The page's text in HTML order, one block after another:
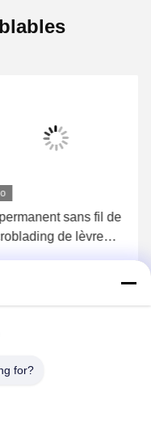
sans fil de
de lèvre
for?